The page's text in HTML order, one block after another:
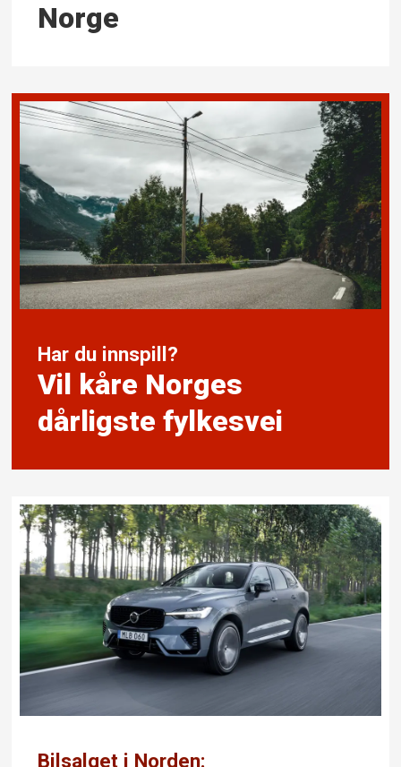
Norge
Har du innspill?
Vil kåre Norges
dårligste fylkesvei
Bilsalget i Norden: